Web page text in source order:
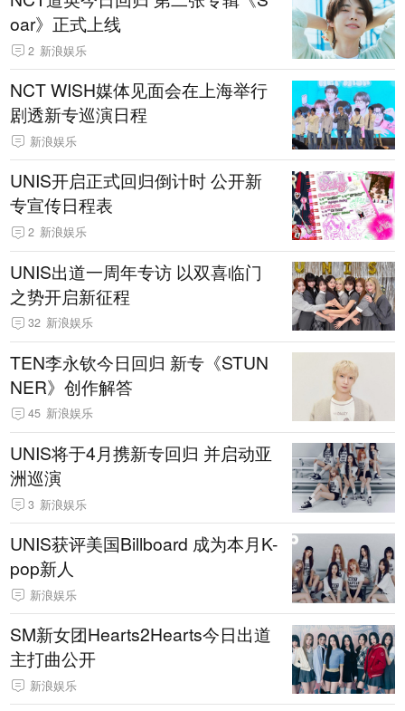
oar》正式上线
2 新浪娱乐
NCT WISH媒体见面会在上海举行
剧透新专巡演日程
新浪娱乐
UNIS开启正式回归倒计时 公开新
专宣传日程表
2 新浪娱乐
UNIS出道一周年专访 以双喜临门
之势开启新征程
32 新浪娱乐
TEN李永钦今日回归 新专《STUN
NER》创作解答
45 新浪娱乐
UNIS将于4月携新专回归 并启动亚
洲巡演
3 新浪娱乐
UNIS获评美国Billboard 成为本月K-
pop新人
新浪娱乐
SM新女团Hearts2Hearts今日出道
主打曲公开
新浪娱乐